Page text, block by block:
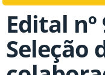
Edital nº
Seleção